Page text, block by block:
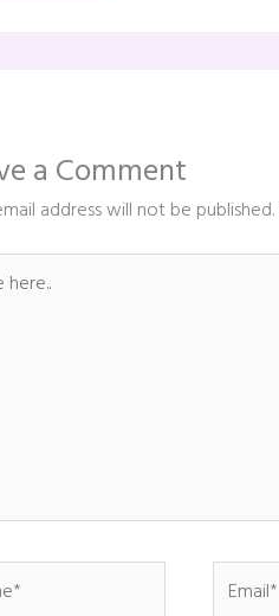
a Comment
address will not be published.